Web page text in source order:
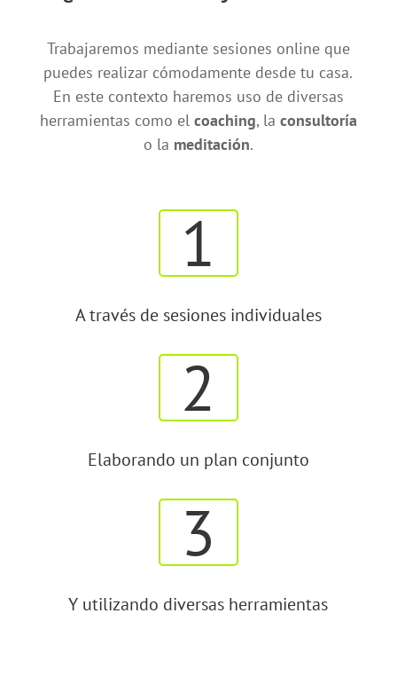
Trabajaremos mediante sesiones online que
puedes realizar cómodamente desde tu casa.
En este contexto haremos uso de diversas
herramientas como el coaching, la consultoría
o la meditación.
1
A través de sesiones individuales
2
Elaborando un plan conjunto
3
Y utilizando diversas herramientas